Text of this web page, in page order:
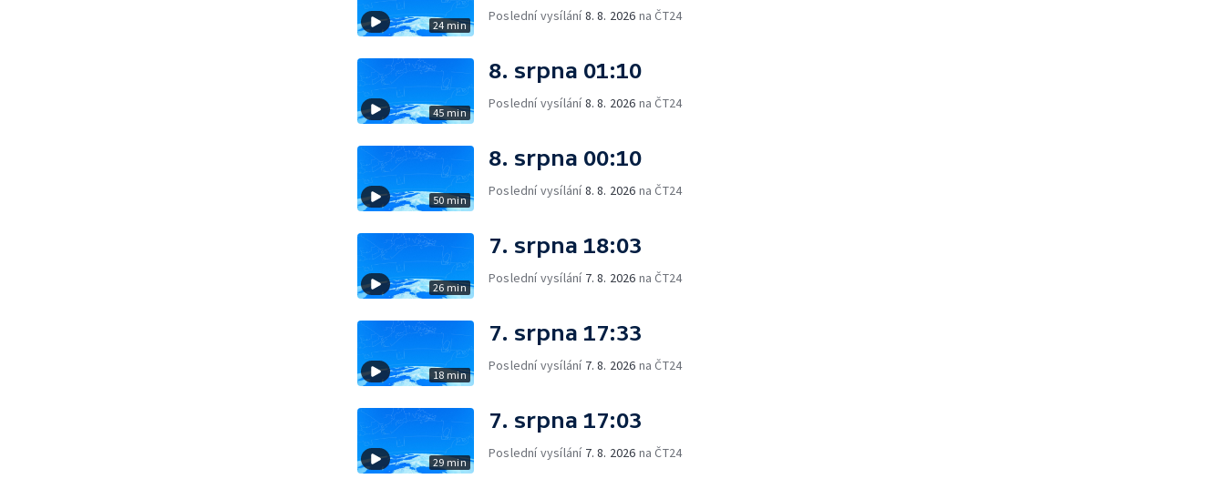
24 min
Poslední vysílání8. 8. 2026 na ČT24
45 min
8. srpna 01:10
Poslední vysílání8. 8. 2026 na ČT24
50 min
8. srpna 00:10
Poslední vysílání8. 8. 2026 na ČT24
26 min
7. srpna 18:03
Poslední vysílání 7. 8. 2026 na ČT24
18 min
7. srpna 17:33
Poslední vysílání 7. 8. 2026 na ČT24
29 min
7. srpna 17:03
Poslední vysílání 7. 8. 2026 na ČT24